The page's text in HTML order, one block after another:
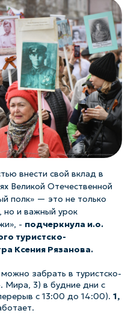
внести свой вклад в
Великой Отечественной
полк» — это не только
но и важный урок
- подчеркнула и.о.
туристско-
Ксения Рязанова.
забрать в туристско-
3) в будние дни с
с 13:00 до 14:00). 1,